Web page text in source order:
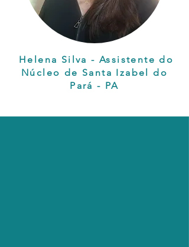
Helena Silva -Assistente do
Núcleo de Santa Izabel do
Pará - PA